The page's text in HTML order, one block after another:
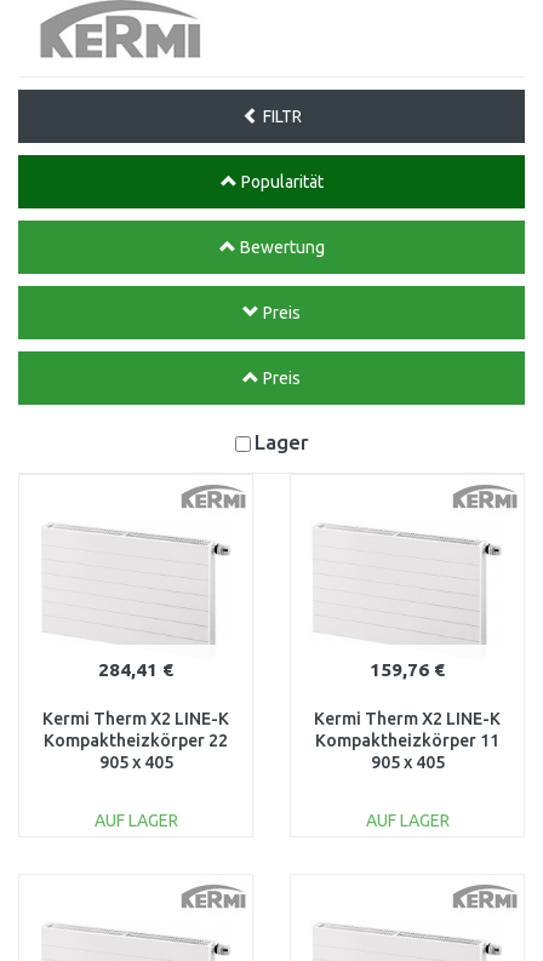
FILTR
Popularität
Bewertung
Preis
Preis
Lager
284,41 €
Kermi Therm X2 LINE-K
Kompaktheizkörper 22
905 x 405
AUF LAGER
159,76 €
Kermi Therm X2 LINE-K
Kompaktheizkörper 11
905 x 405
AUF LAGER